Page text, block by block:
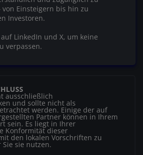
von Einsteigern bis hin zu
Investoren.
LinkedIn und X, um keine
verpassen.
ausschließlich
und sollte nicht als
werden. Einige der auf
Partner können in Ihrem
sein. Es liegt in Ihrer
Konformität dieser
den lokalen Vorschriften zu
sie nutzen.